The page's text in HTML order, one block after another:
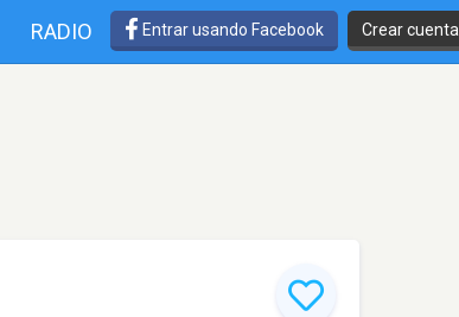
RADIO Entrar usando Facebook Crear cuenta